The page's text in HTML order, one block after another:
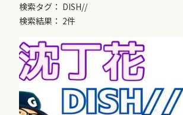
検索タグ： DISH//
検索結果： 2件